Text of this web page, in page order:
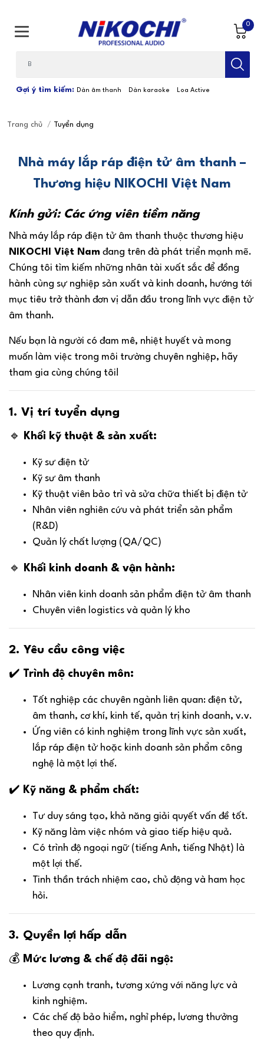
Gợi ý tìm kiếm: Dàn âm thanh Dàn karaoke Loa Active
0
Trang chủ / Tuyển dụng
Nhà máy lắp ráp điện tử âm thanh –
Thương hiệu NIKOCHI Việt Nam
Kính gửi: Các ứng viên tiềm năng
Nhà máy lắp ráp điện tử âm thanh thuộc thương hiệu
NIKOCHI Việt Nam đang trên đà phát triển mạnh mẽ.
Chúng tôi tìm kiếm những nhân tài xuất sắc để đồng
hành cùng sự nghiệp sản xuất và kinh doanh, hướng tới
mục tiêu trở thành đơn vị dẫn đầu trong lĩnh vực điện tử
âm thanh.
Nếu bạn là người có đam mê, nhiệt huyết và mong
muốn làm việc trong môi trường chuyên nghiệp, hãy
tham gia cùng chúng tôi!
1. Vị trí tuyển dụng
🔹 Khối kỹ thuật & sản xuất:
Kỹ sư điện tử
Kỹ sư âm thanh
Kỹ thuật viên bảo trì và sửa chữa thiết bị điện tử
Nhân viên nghiên cứu và phát triển sản phẩm
(R&D)
Quản lý chất lượng (QA/QC)
🔹 Khối kinh doanh & vận hành:
Nhân viên kinh doanh sản phẩm điện tử âm thanh
Chuyên viên logistics và quản lý kho
2. Yêu cầu công việc
✔️ Trình độ chuyên môn:
Tốt nghiệp các chuyên ngành liên quan: điện tử,
âm thanh, cơ khí, kinh tế, quản trị kinh doanh, v.v.
Ứng viên có kinh nghiệm trong lĩnh vực sản xuất,
lắp ráp điện tử hoặc kinh doanh sản phẩm công
nghệ là một lợi thế.
✔️ Kỹ năng & phẩm chất:
Tư duy sáng tạo, khả năng giải quyết vấn đề tốt.
Kỹ năng làm việc nhóm và giao tiếp hiệu quả.
Có trình độ ngoại ngữ (tiếng Anh, tiếng Nhật) là
một lợi thế.
Tinh thần trách nhiệm cao, chủ động và ham học
hỏi.
3. Quyền lợi hấp dẫn
💰 Mức lương & chế độ đãi ngộ:
Lương cạnh tranh, tương xứng với năng lực và
kinh nghiệm.
Các chế độ bảo hiểm, nghỉ phép, lương thưởng
theo quy định.